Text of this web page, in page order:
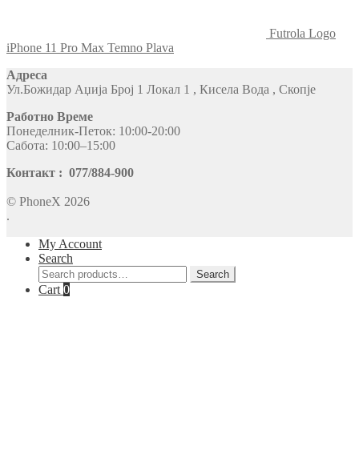
Futrola Logo
iPhone 11 Pro Max Temno Plava
Адреса
Ул.Божидар Аџија Број 1 Локал 1 , Кисела Вода , Скопје
Работно Време
Понеделник-Петок: 10:00-20:00
Сабота: 10:00–15:00
Контакт : 077/884-900
© PhoneX 2026
.
My Account
Search
Search
for:
Search
Cart 0